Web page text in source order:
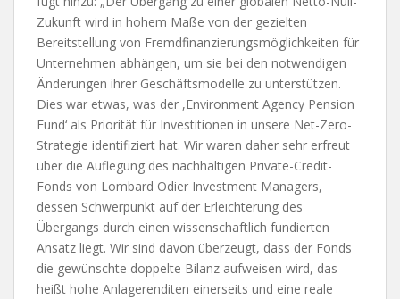
Zukunft wird in hohem Maße von der gezielten
Bereitstellung von Fremdfinanzierungsmöglichkeiten für
Unternehmen abhängen, um sie bei den notwendigen
Änderungen ihrer Geschäftsmodelle zu unterstützen.
Dies war etwas, was der ,Environment Agency Pension
Fund‘ als Priorität für Investitionen in unsere Net-Zero-
Strategie identifiziert hat. Wir waren daher sehr erfreut
über die Auflegung des nachhaltigen Private-Credit-
Fonds von Lombard Odier Investment Managers,
dessen Schwerpunkt auf der Erleichterung des
Übergangs durch einen wissenschaftlich fundierten
Ansatz liegt. Wir sind davon überzeugt, dass der Fonds
die gewünschte doppelte Bilanz aufweisen wird, das
heißt hohe Anlagerenditen einerseits und eine reale